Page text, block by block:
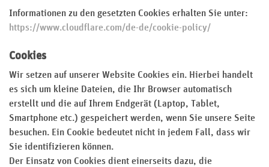
Informationen zu den gesetzten Cookies erhalten Sie unter:
https://www.cloudflare.com/de-de/cookie-policy/
Cookies
Wir setzen auf unserer Website Cookies ein. Hierbei handelt
es sich um kleine Dateien, die Ihr Browser automatisch
erstellt und die auf Ihrem Endgerät (Laptop, Tablet,
Smartphone etc.) gespeichert werden, wenn Sie unsere Seite
besuchen. Ein Cookie bedeutet nicht in jedem Fall, dass wir
Sie identifizieren können.
Der Einsatz von Cookies dient einerseits dazu, die